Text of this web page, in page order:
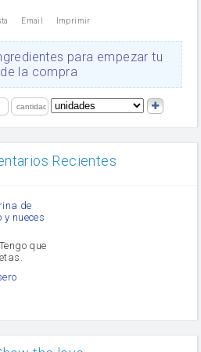
Email Imprimir
para empezar tu
la compra
Recientes
de
nueces
que
fácil y